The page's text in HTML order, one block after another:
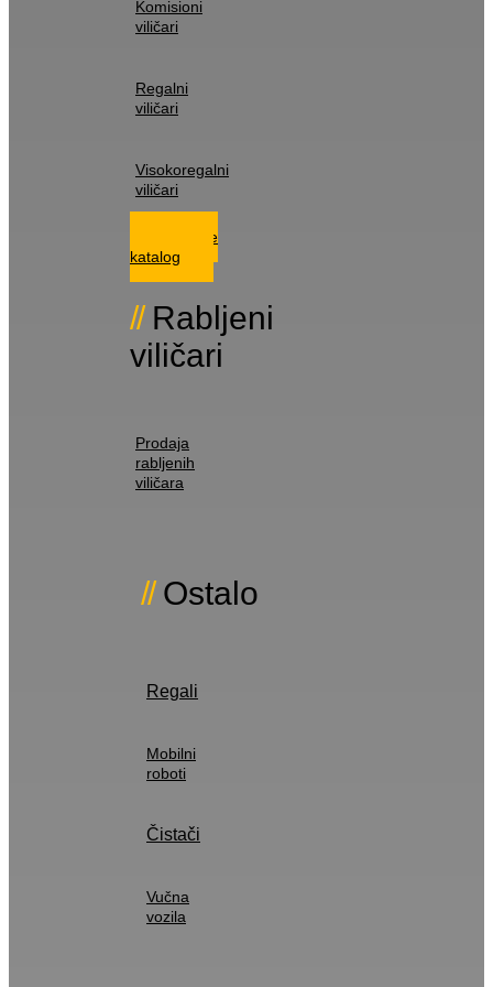
Komisioni
viličari
Regalni
viličari
Visokoregalni
viličari
Istražite
katalog
Rabljeni
viličari
Prodaja
rabljenih
viličara
Ostalo
Regali
Mobilni
roboti
Čistači
Vučna
vozila